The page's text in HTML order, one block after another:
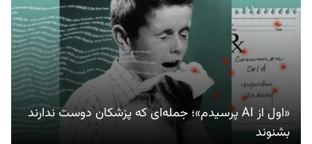
«اول از AI پرسیدم»؛ جمله‌ای که پزشکان دوست ندارند
بشنوند